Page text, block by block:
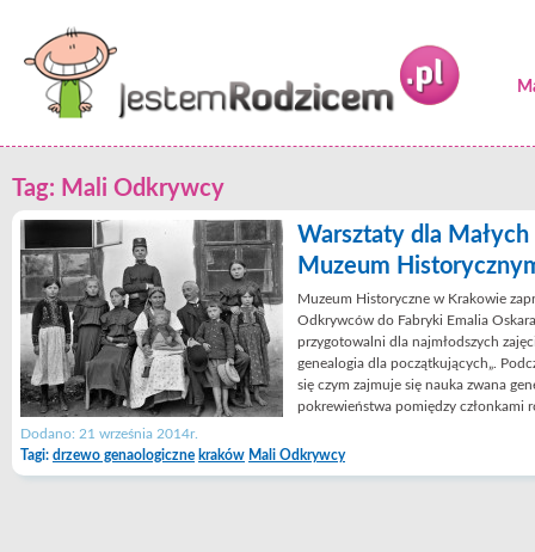
Tag: Mali Odkrywcy
Warsztaty dla
Muzeum
Muzeum Historyczne w Krakowie
Odkrywców do Fabryki Emalia
przygotowalni dla najmłodszych
genealogia dla początkujących„.
się czym zajmuje się nauka zwana
pokrewieństwa pomiędzy członkami
Dodano: 21 września 2014r.
Tagi: drzewo genaologiczne kraków Mali Odkrywcy